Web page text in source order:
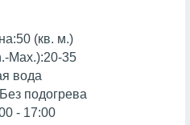
(кв. м.)
Max.):20-35
вода
подогрева
- 17:00